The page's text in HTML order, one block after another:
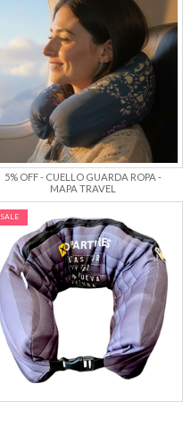
5% OFF - CUELLO GUARDA ROPA -
MAPA TRAVEL
SALE
5% OFF - CUELLO GUARDA ROPA -
AEROPUERTO